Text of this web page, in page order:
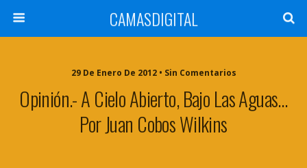
CAMASDIGITAL
29 De Enero De 2012 • Sin Comentarios
Opinión.- A Cielo Abierto, Bajo Las Aguas…
Por Juan Cobos Wilkins